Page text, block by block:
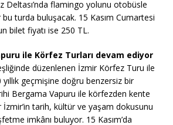
Deltası’nda flamingo yolunu otobüsle
turda buluşacak. 15 Kasım Cumartesi
bilet fiyatı ise 250 TL.
ile Körfez Turları devam ediyor
düzenlenen İzmir Körfez Turu ile
geçmişine doğru benzersiz bir
Bergama Vapuru ile körfezden kente
İzmir’in tarih, kültür ve yaşam dokusunu
imkânı buluyor. 15 Kasım’da